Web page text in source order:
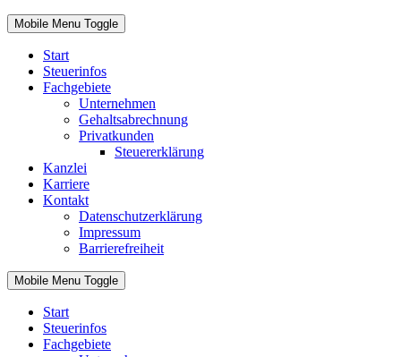
Mobile Menu Toggle
Start
Steuerinfos
Fachgebiete
Unternehmen
Gehaltsabrechnung
Privatkunden
Steuererklärung
Kanzlei
Karriere
Kontakt
Datenschutzerklärung
Impressum
Barrierefreiheit
Mobile Menu Toggle
Start
Steuerinfos
Fachgebiete